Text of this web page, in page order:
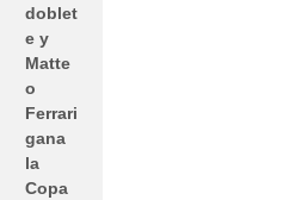
doblet
e y
Matte
o
Ferrari
gana
la
Copa